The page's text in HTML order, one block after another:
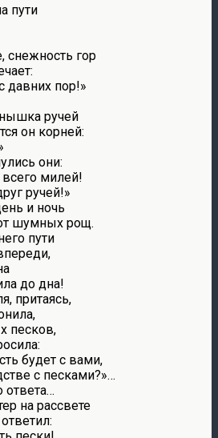
пути
снежность гор
давних пор!»
ручей
он корней:
они:
милей!
ручей!»
и ночь
шумных рощ.
пути
до дна!
притаясь,
песков,
будет с вами,
с песками?»…
ответа…
на рассвете